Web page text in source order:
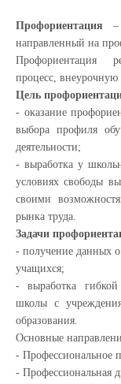
Профориентация –
направленный на
Профориентация
процесс,
Цель
- оказание
выбора профиля
деятельности;
- выработка у
условиях свободы
своими
рынка труда.
Задачи
- получение данных
учащихся;
- выработка гибкой
школы с
образования.
Основные
- Профессиональное
- Профессиональная